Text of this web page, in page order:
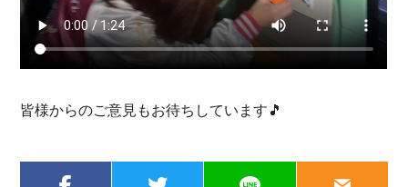
皆様からのご意見もお待ちしています🎵